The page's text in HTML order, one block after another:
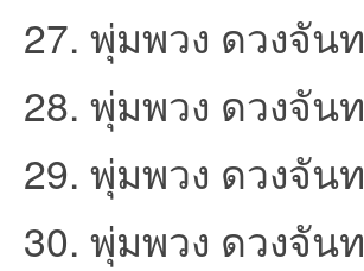
27. พุ่มพวง ดวงจัน
28. พุ่มพวง ดวงจัน
29. พุ่มพวง ดวงจัน
30. พุ่มพวง ดวงจัน